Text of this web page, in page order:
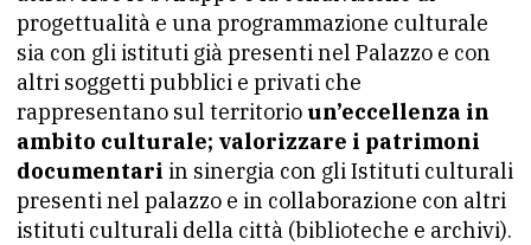
progettualità e una programmazione culturale
sia con gli istituti già presenti nel Palazzo e con
altri soggetti pubblici e privati che
rappresentano sul territorio un’eccellenza in
ambito culturale; valorizzare i patrimoni
documentari in sinergia con gli Istituti culturali
presenti nel palazzo e in collaborazione con altri
istituti culturali della città (biblioteche e archivi).